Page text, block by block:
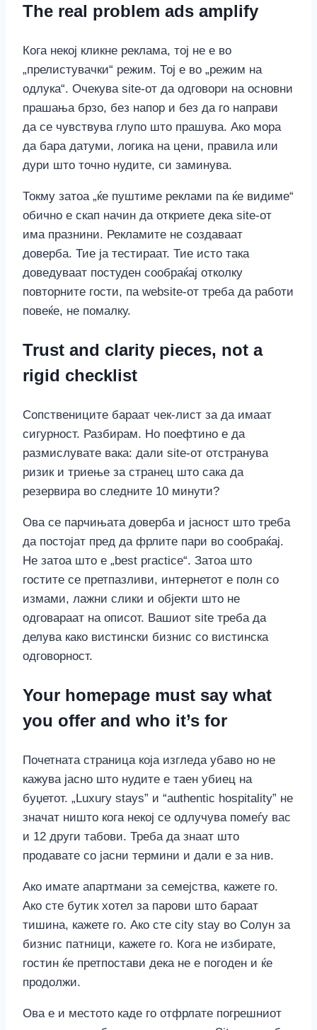
The real problem ads amplify
Кога некој кликне реклама, тој не е во
„прелистувачки“ режим. Тој е во „режим на
одлука“. Очекува site-от да одговори на основни
прашања брзо, без напор и без да го направи
да се чувствува глупо што прашува. Ако мора
да бара датуми, логика на цени, правила или
дури што точно нудите, си заминува.
Токму затоа „ќе пуштиме реклами па ќе видиме“
обично е скап начин да откриете дека site-от
има празнини. Рекламите не создаваат
доверба. Тие ја тестираат. Тие исто така
доведуваат постуден сообраќај отколку
повторните гости, па website-от треба да работи
повеќе, не помалку.
Trust and clarity pieces, not a
rigid checklist
Сопствениците бараат чек-лист за да имаат
сигурност. Разбирам. Но поефтино е да
размислувате вака: дали site-от отстранува
ризик и триење за странец што сака да
резервира во следните 10 минути?
Ова се парчињата доверба и јасност што треба
да постојат пред да фрлите пари во сообраќај.
Не затоа што е „best practice“. Затоа што
гостите се претпазливи, интернетот е полн со
измами, лажни слики и објекти што не
одговараат на описот. Вашиот site треба да
делува како вистински бизнис со вистинска
одговорност.
Your homepage must say what
you offer and who it’s for
Почетната страница која изгледа убаво но не
кажува јасно што нудите е таен убиец на
буџетот. „Luxury stays” и “authentic hospitality” не
значат ништо кога некој се одлучува помеѓу вас
и 12 други табови. Треба да знаат што
продавате со јасни термини и дали е за нив.
Ако имате апартмани за семејства, кажете го.
Ако сте бутик хотел за парови што бараат
тишина, кажете го. Ако сте city stay во Солун за
бизнис патници, кажете го. Кога не избирате,
гостин ќе претпостави дека не е погоден и ќе
продолжи.
Ова е и местото каде го отфрлате погрешниот